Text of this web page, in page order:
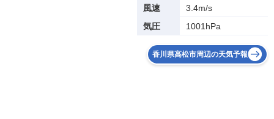
風速
3.4m/s
気圧
1001hPa
香川県高松市周辺の天気予報